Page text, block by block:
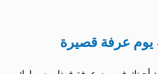
يوم عرفة قصيرة